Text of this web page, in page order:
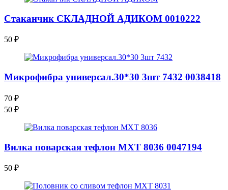
Стаканчик СКЛАДНОЙ АДИКОМ 0010222
50 ₽
Микрофибра универсал.30*30 3шт 7432 0038418
70 ₽
50 ₽
Вилка поварская тефлон МХТ 8036 0047194
50 ₽